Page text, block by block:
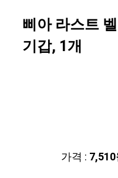
삐아 라스트
기갑, 1개
가격 :